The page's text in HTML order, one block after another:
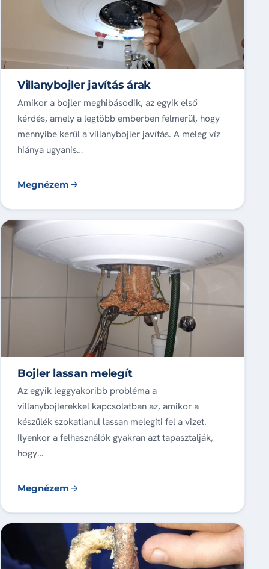
Villanybojler javítás árak
Amikor a bojler meghibásodik, az egyik első
kérdés, amely a legtöbb emberben felmerül, hogy
mennyibe kerül a villanybojler javítás. A meleg víz
hiánya ugyanis…
Megnézem
Bojler lassan melegít
Az egyik leggyakoribb probléma a
villanybojlerekkel kapcsolatban az, amikor a
készülék szokatlanul lassan melegíti fel a vizet.
Ilyenkor a felhasználók gyakran azt tapasztalják,
hogy…
Megnézem